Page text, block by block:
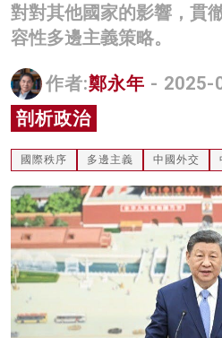
名家榜
關於我們
對對其他國家的影響，貫
容性多邊主義策略。
作者:鄭永年 - 2025-
剖析政治
國際秩序 多邊主義 中國外交